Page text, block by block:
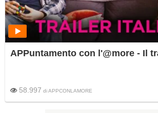
APPuntamento con l'@more - Il
58.997 diAPPCONLAMORE